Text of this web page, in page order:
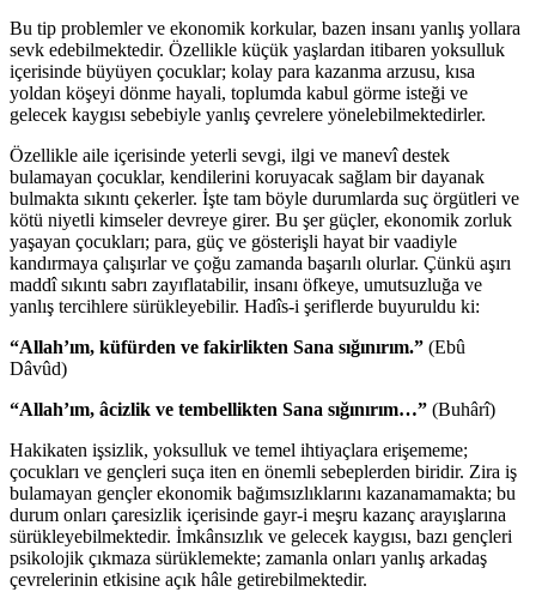
Bu tip problemler ve ekonomik korkular, bazen insanı yanlış yollara
sevk edebilmektedir. Özellikle küçük yaşlardan itibaren yoksulluk
içerisinde büyüyen çocuklar; kolay para kazanma arzusu, kısa
yoldan köşeyi dönme hayali, toplumda kabul görme isteği ve
gelecek kaygısı sebebiyle yanlış çevrelere yönelebilmektedirler.
Özellikle aile içerisinde yeterli sevgi, ilgi ve manevî destek
bulamayan çocuklar, kendilerini koruyacak sağlam bir dayanak
bulmakta sıkıntı çekerler. İşte tam böyle durumlarda suç örgütleri ve
kötü niyetli kimseler devreye girer. Bu şer güçler, ekonomik zorluk
yaşayan çocukları; para, güç ve gösterişli hayat bir vaadiyle
kandırmaya çalışırlar ve çoğu zamanda başarılı olurlar. Çünkü aşırı
maddî sıkıntı sabrı zayıflatabilir, insanı öfkeye, umutsuzluğa ve
yanlış tercihlere sürükleyebilir. Hadîs-i şeriflerde buyuruldu ki:
“Allah’ım, küfürden ve fakirlikten Sana sığınırım.” (Ebû
Dâvûd)
“Allah’ım, âcizlik ve tembellikten Sana sığınırım…” (Buhârî)
Hakikaten işsizlik, yoksulluk ve temel ihtiyaçlara erişememe;
çocukları ve gençleri suça iten en önemli sebeplerden biridir. Zira iş
bulamayan gençler ekonomik bağımsızlıklarını kazanamamakta; bu
durum onları çaresizlik içerisinde gayr-i meşru kazanç arayışlarına
sürükleyebilmektedir. İmkânsızlık ve gelecek kaygısı, bazı gençleri
psikolojik çıkmaza sürüklemekte; zamanla onları yanlış arkadaş
çevrelerinin etkisine açık hâle getirebilmektedir.